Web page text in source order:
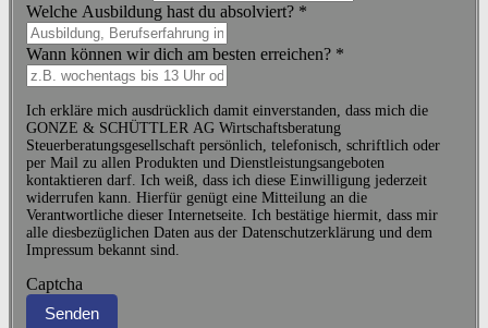
Welche Ausbildung hast du absolviert? *
Wann können wir dich am besten erreichen? *
Ich erkläre mich ausdrücklich damit einverstanden, dass mich die
GONZE & SCHÜTTLER AG Wirtschaftsberatung
Steuerberatungsgesellschaft persönlich, telefonisch, schriftlich oder
per Mail zu allen Produkten und Dienstleistungsangeboten
kontaktieren darf. Ich weiß, dass ich diese Einwilligung jederzeit
widerrufen kann. Hierfür genügt eine Mitteilung an die
Verantwortliche dieser Internetseite. Ich bestätige hiermit, dass mir
alle diesbezüglichen Daten aus der Datenschutzerklärung und dem
Impressum bekannt sind.
Captcha
Senden